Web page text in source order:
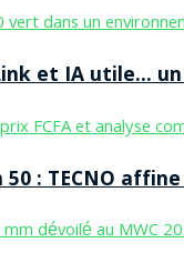
et IA utile…
50 : TECNO